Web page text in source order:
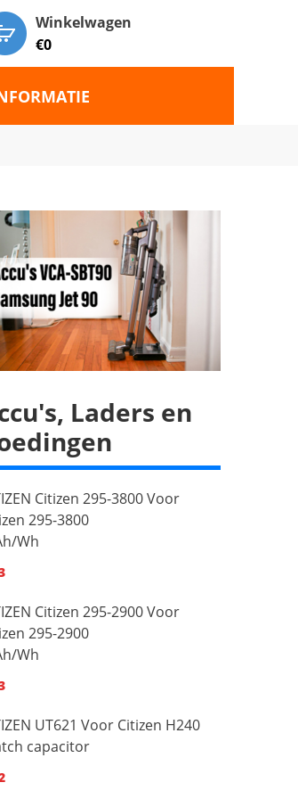
Winkelwagen
€0
Laders en
Citizen 295-3800 Voor
295-3800
Wh
Citizen 295-2900 Voor
295-2900
Wh
UT621 Voor Citizen H240
capacitor